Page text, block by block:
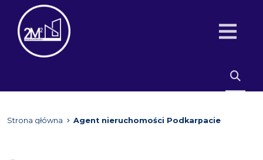
Strona główna Agent nieruchomości Podkarpacie